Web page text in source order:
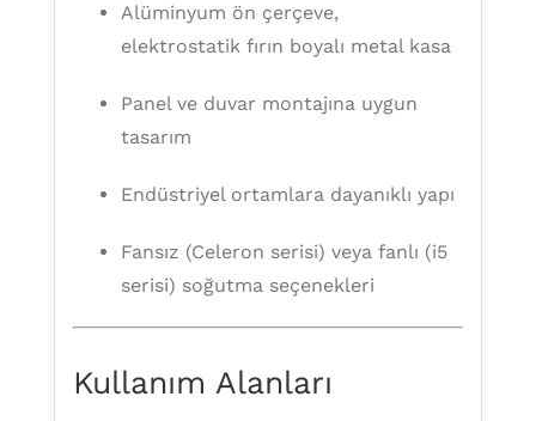
Alüminyum ön çerçeve,
elektrostatik fırın boyalı metal kasa
Panel ve duvar montajına uygun
tasarım
Endüstriyel ortamlara dayanıklı yapı
Fansız (Celeron serisi) veya fanlı (i5
serisi) soğutma seçenekleri
Kullanım Alanları